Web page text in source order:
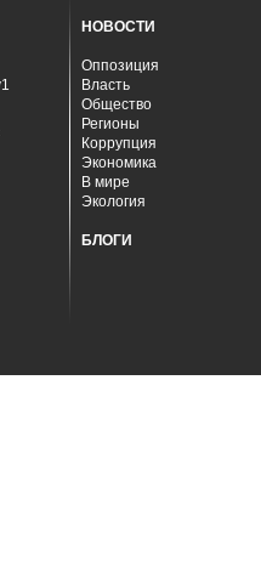
НОВОСТИ
Оппозиция
Власть
Общество
Регионы
Коррупция
Экономика
В мире
Экология
БЛОГИ